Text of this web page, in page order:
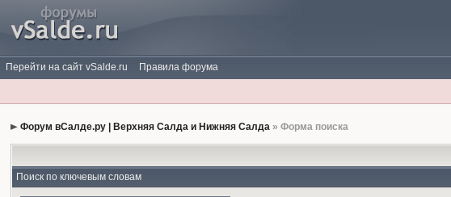
Перейти на сайт vSalde.ru Правила форума
Форум вСалде.ру | Верхняя Салда и Нижняя Салда » Форма поиска
Поиск по ключевым словам